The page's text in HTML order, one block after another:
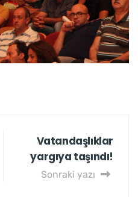
Vatandaşlıklar
yargıya taşındı!
Sonraki yazı